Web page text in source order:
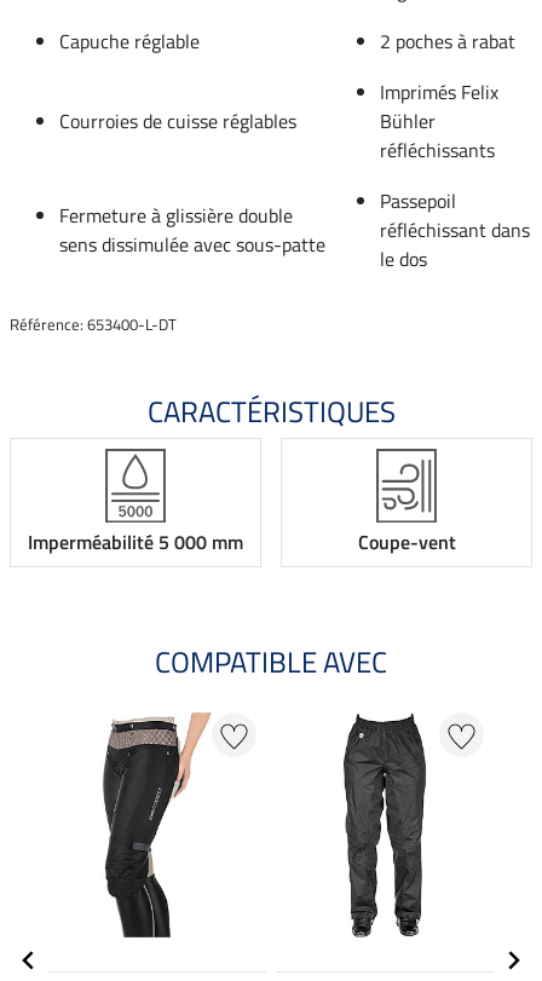
Capuche réglable
2 poches à rabat
Courroies de cuisse réglables
Imprimés Felix
Bühler
réfléchissants
Fermeture à glissière double
sens dissimulée avec sous-patte
Passepoil
réfléchissant dans
le dos
Référence: 653400-L-DT
CARACTÉRISTIQUES
Imperméabilité 5 000 mm Coupe-vent
COMPATIBLE AVEC